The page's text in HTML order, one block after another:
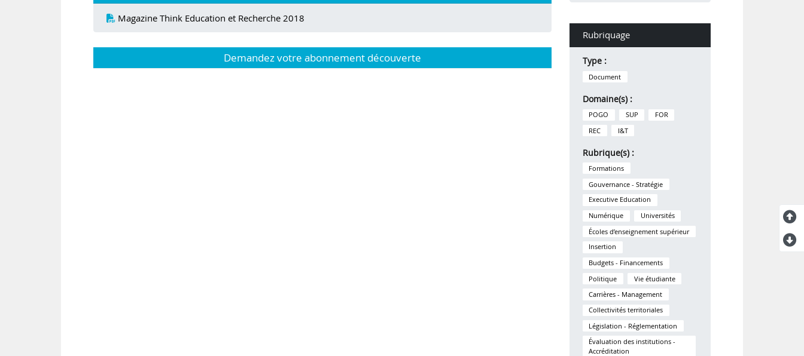
Magazine Think Education et Recherche 2018
Demandez votre abonnement découverte
Rubriquage
Type :
Document
Domaine(s) :
POGO SUP
FOR
REC
I&T
Rubrique(s) :
Formations
Gouvernance - Stratégie
Executive Education
Numérique
Universités
Écoles d’enseignement supérieur
Insertion
Budgets - Financements
Politique
Vie étudiante
Carrières - Management
Collectivités territoriales
Législation - Réglementation
Évaluation des institutions -
Accréditation